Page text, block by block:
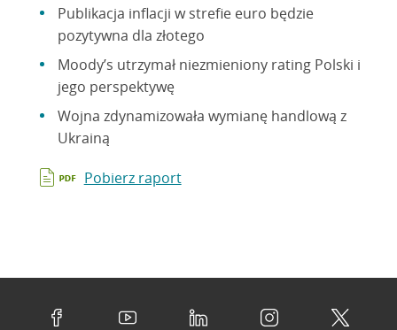
Publikacja inflacji w strefie euro będzie
pozytywna dla złotego
Moody’s utrzymał niezmieniony rating Polski i
jego perspektywę
Wojna zdynamizowała wymianę handlową z
Ukrainą
Pobierz raport